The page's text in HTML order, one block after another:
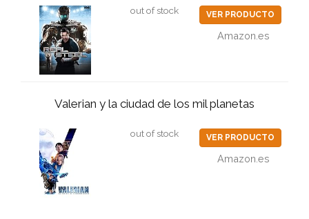
out of stock VER PRODUCTO
Amazon.es
Valerian y la ciudad de los mil planetas
out of stock VER PRODUCTO
Amazon.es